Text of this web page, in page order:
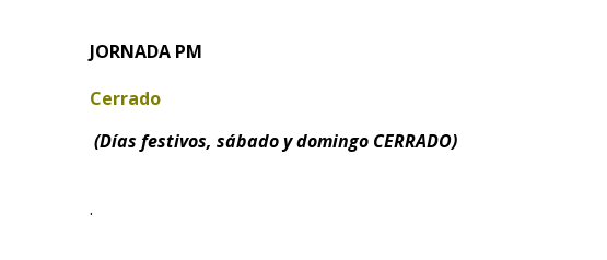
JORNADA PM
Cerrado
(Días festivos, sábado y domingo CERRADO)
.